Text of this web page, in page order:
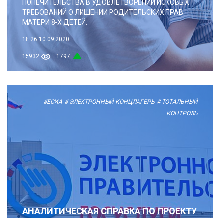
ПОПЕЧИТЕЛЬСТВА В УДОВЛЕТВОРЕНИИ ИСКОВЫХ
ТРЕБОВАНИЙ О ЛИШЕНИИ РОДИТЕЛЬСКИХ ПРАВ
МАТЕРИ 8-Х ДЕТЕЙ.
18:26 10.09.2020
15932 1797
#ЕСИА # ЭЛЕКТРОННЫЙ КОНЦЛАГЕРЬ # ТОТАЛЬНЫЙ
КОНТРОЛЬ
АНАЛИТИЧЕСКАЯ СПРАВКА ПО ПРОЕКТУ